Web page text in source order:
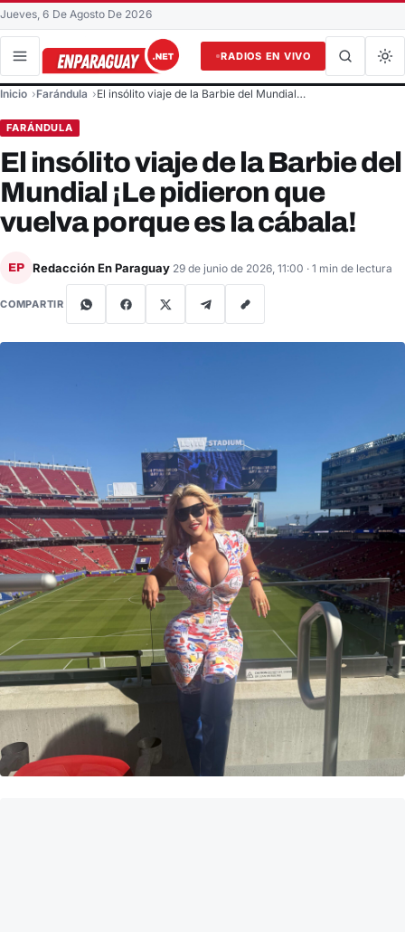
Jueves, 6 De Agosto De 2026
RADIOS EN VIVO
Buscar en el sitio
Inicio Farándula El insólito viaje de la Barbie del Mundial…
FARÁNDULA
El insólito viaje de la Barbie del
Mundial ¡Le pidieron que
vuelva porque es la cábala!
EP Redacción En Paraguay 29 de junio de 2026, 11:00 · 1 min de lectura
COMPARTIR